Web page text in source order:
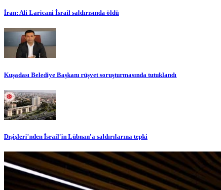
İran: Ali Laricani İsrail saldırısında öldü
Kuşadası Belediye Başkanı rüşvet soruşturmasında tutuklandı
Dışişleri'nden İsrail'in Lübnan'a saldırılarına tepki